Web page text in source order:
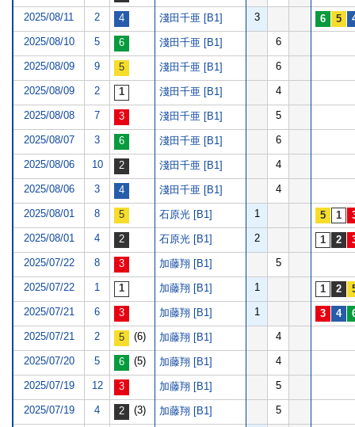
2025/08/11 2 淺田千亜 [B1] 3
2025/08/10 5 淺田千亜 [B1] 6
2025/08/09 9 淺田千亜 [B1] 6
2025/08/09 2 淺田千亜 [B1] 4
2025/08/08 7 淺田千亜 [B1] 5
2025/08/07 3 淺田千亜 [B1] 6
2025/08/06 10 淺田千亜 [B1] 4
2025/08/06 3 淺田千亜 [B1] 4
2025/08/01 8 石原光 [B1] 1
2025/08/01 4 石原光 [B1] 2
2025/07/22 8 加藤翔 [B1] 5
2025/07/22 1 加藤翔 [B1] 1
2025/07/21 6 加藤翔 [B1] 1
2025/07/21 2 (6) 加藤翔 [B1] 4
2025/07/20 5 (5) 加藤翔 [B1] 4
2025/07/19 12 加藤翔 [B1] 5
2025/07/19 4 (3) 加藤翔 [B1] 5